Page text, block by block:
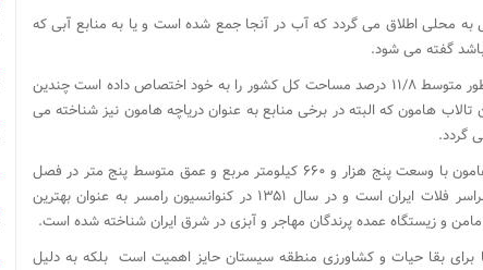
به محلی اطلاق می گردد که آب در آنجا جمع شده است و یا به منابع آبی که
گفته می شود.
وی گفت: در سیستان و بلوچستان که به طور متوسط ۱۱/۸ درصد مساحت کل کشور را به خود اختصاص داده است چندین
هامون که البته در برخی منابع به عنوان دریاچه هامون نیز شناخته می
گردد.
وی ادامه داد: تالاب یا به عبارتی دریاچه هامون با وسعت پنج هزار و ۶۶۰ کیلومتر مربع و عمق متوسط پنج متر در فصل
پر آبی پهناورترین سطح آبی شیرین در سراسر فلات ایران است و در سال ۱۳۵۱ در کنوانسیون رامسر به عنوان بهترین
و زیستگاه عمده پرندگان مهاجر و آبزی در شرق ایران شناخته شده است.
برای بقا حیات و کشاورزی منطقه سیستان حایز اهمیت است بلکه به دلیل